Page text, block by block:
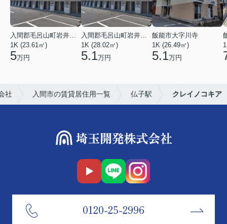
入間郡毛呂山町岩井東１丁目
1K (23.61㎡)
5万円
入間郡毛呂山町岩井東１丁目
1K (28.02㎡)
5.1万円
飯能市大字川寺
1K (26.49㎡)
5.1万円
社 入間市の賃貸居住用一覧 仏子駅 クレイノコキア
0120-25-2996